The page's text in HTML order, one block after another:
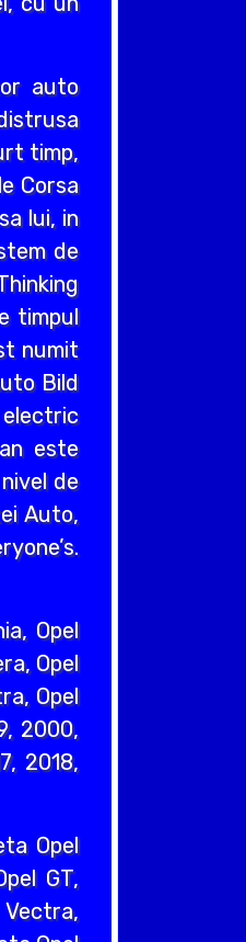
auto
timp,
Corsa
lui, in
de
timpul
numit
Bild
electric
este
de
Auto,
Opel
Opel
Opel
2000,
2018,
Opel
GT,